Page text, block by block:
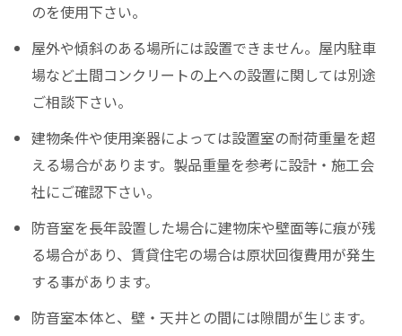
のを使用下さい。
屋外や傾斜のある場所には設置できません。屋内駐車
場など土間コンクリートの上への設置に関しては別途
ご相談下さい。
建物条件や使用楽器によっては設置室の耐荷重量を超
える場合があります。製品重量を参考に設計・施工会
社にご確認下さい。
防音室を長年設置した場合に建物床や壁面等に痕が残
る場合があり、賃貸住宅の場合は原状回復費用が発生
する事があります。
防音室本体と、壁・天井との間には隙間が生じます。